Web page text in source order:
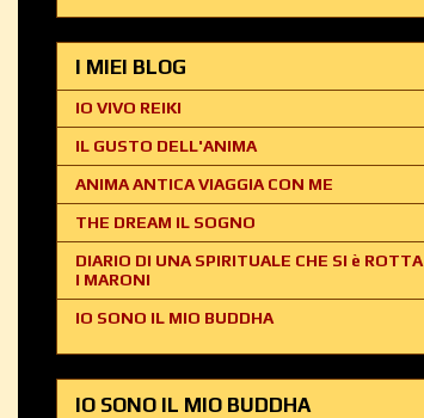
I MIEI BLOG
IO VIVO REIKI
IL GUSTO DELL'ANIMA
ANIMA ANTICA VIAGGIA CON ME
THE DREAM IL SOGNO
DIARIO DI UNA SPIRITUALE CHE SI è ROTTA
I MARONI
IO SONO IL MIO BUDDHA
IO SONO IL MIO BUDDHA